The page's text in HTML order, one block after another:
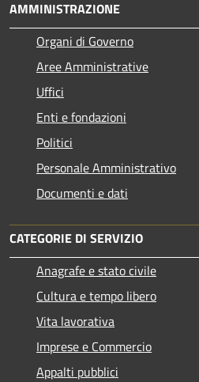
AMMINISTRAZIONE
Organi di Governo
Aree Amministrative
Uffici
Enti e fondazioni
Politici
Personale Amministrativo
Documenti e dati
CATEGORIE DI SERVIZIO
Anagrafe e stato civile
Cultura e tempo libero
Vita lavorativa
Imprese e Commercio
Appalti pubblici